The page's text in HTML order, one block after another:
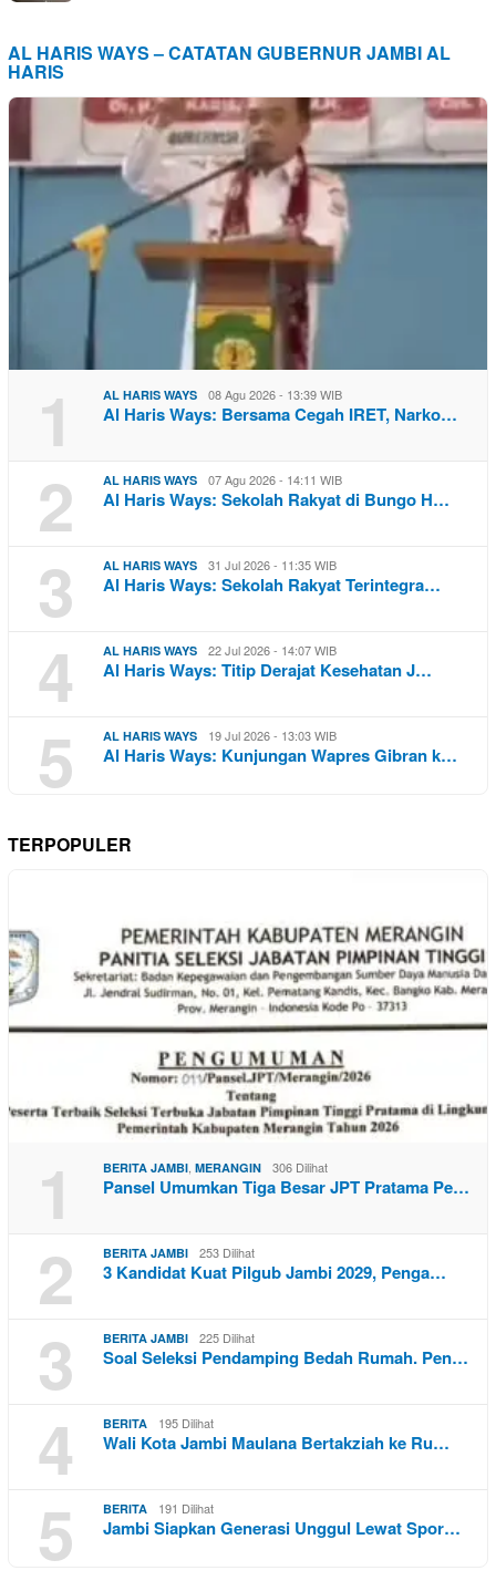
AL HARIS WAYS – CATATAN GUBERNUR JAMBI AL
HARIS
1 AL HARIS WAYS 08 Agu 2026 - 13:39 WIB
Al Haris Ways: Bersama Cegah IRET, Narko…
2 AL HARIS WAYS 07 Agu 2026 - 14:11 WIB
Al Haris Ways: Sekolah Rakyat di Bungo H…
3 AL HARIS WAYS 31 Jul 2026 - 11:35 WIB
Al Haris Ways: Sekolah Rakyat Terintegra…
4 AL HARIS WAYS 22 Jul 2026 - 14:07 WIB
Al Haris Ways: Titip Derajat Kesehatan J…
5 AL HARIS WAYS 19 Jul 2026 - 13:03 WIB
Al Haris Ways: Kunjungan Wapres Gibran k…
TERPOPULER
1 BERITA JAMBI MERANGIN 306 Dilihat
Pansel Umumkan Tiga Besar JPT Pratama Pe…
2 BERITA JAMBI 253 Dilihat
3 Kandidat Kuat Pilgub Jambi 2029, Penga…
3 BERITA JAMBI 225 Dilihat
Soal Seleksi Pendamping Bedah Rumah. Pen…
4 BERITA 195 Dilihat
Wali Kota Jambi Maulana Bertakziah ke Ru…
5 BERITA 191 Dilihat
Jambi Siapkan Generasi Unggul Lewat Spor…